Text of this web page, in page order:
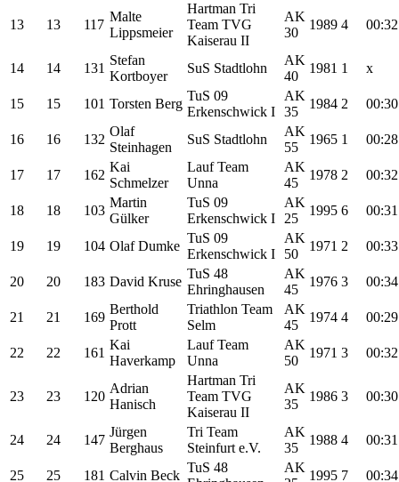
13 13 117
Malte
Lippsmeier
Hartman Tri
Team TVG
Kaiserau II
AK
30
1989 4
14 14 131
Stefan
Kortboyer
SuS Stadtlohn
AK
40
1981 1 x
15 15 101 Torsten Berg
TuS 09
Erkenschwick I
AK
35
1984 2
16 16 132
Olaf
Steinhagen
SuS Stadtlohn
AK
55
1965 1
17 17 162
Kai
Schmelzer
Lauf Team
Unna
AK
45
1978 2
18 18 103
Martin
Gülker
TuS 09
Erkenschwick I
AK
25
1995 6
19 19 104 Olaf Dumke
TuS 09
Erkenschwick I
AK
50
1971 2
20 20 183 David Kruse
TuS 48
Ehringhausen
AK
45
1976 3
21 21 169
Berthold
Prott
Triathlon Team
Selm
AK
45
1974 4
22 22 161
Kai
Haverkamp
Lauf Team
Unna
AK
50
1971 3
23 23 120
Adrian
Hanisch
Hartman Tri
Team TVG
Kaiserau II
AK
35
1986 3
24 24 147
Jürgen
Berghaus
Tri Team
Steinfurt e.V.
AK
35
1988 4
25 25 181 Calvin Beck
TuS 48
AK
1995 7